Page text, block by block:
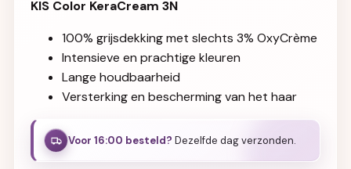
KIS Color KeraCream 3N
100% grijsdekking met slechts 3% OxyCrème
Intensieve en prachtige kleuren
Lange houdbaarheid
Versterking en bescherming van het haar
Voor 16:00 besteld? Dezelfde dag verzonden.